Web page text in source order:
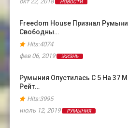
НОВОСТИ
Freedom House Признал
Свободны…
Hits:4074
фев 06, 2019
ЖИЗНЬ
Румыния Опустилась С 5 На 37
Рейт…
Hits:3995
июль 12, 2019
РУМЫНИЯ